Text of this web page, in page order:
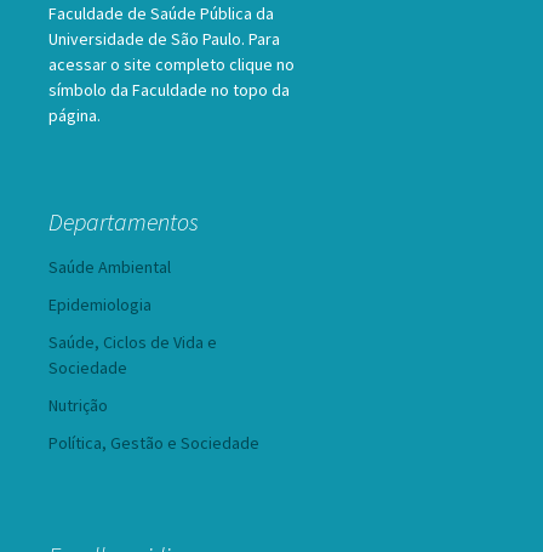
Faculdade de Saúde Pública da
Universidade de São Paulo. Para
acessar o site completo clique no
símbolo da Faculdade no topo da
página.
Departamentos
Saúde Ambiental
Epidemiologia
Saúde, Ciclos de Vida e
Sociedade
Nutrição
Política, Gestão e Sociedade